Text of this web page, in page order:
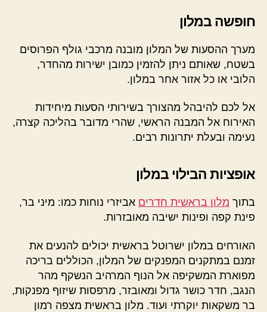
חופשה במלון
מערך ההסעות של המלון מובנה מרכבי גולף הפרוסים
בשטח, שאותם ניתן להזמין כמובן ישירות מהחדר,
הלובי או כל אזור אחר במלון.
אל לכם להיבהל מהצורך בשירותי הסעות מיחידות
האירוח אל המבנה הראשי, שהרי מדובר בהליכה קצרה,
נעימה ובעלת יתרונות רבים.
אופציות הבילוי במלון
בתוך מלון בראשית חדרים אביזרי נוחות כמו: מיני בר,
פינת קפה ופינות ישיבה מאובזרות.
האורחים במלון ישרוטל בראשית יכולים להנעים את
זמנם במתקנים המפנקים של המלון, הכוללים בריכה
מפוארת המשקיפה אל הנוף המרהיב הנשקף מהר
הנגב, חדר כושר גדול ומאובזר, מרפסות שיזוף מפנקות,
בר משקאות יוקרתי ועוד. מלון בראשית מצפה רמון